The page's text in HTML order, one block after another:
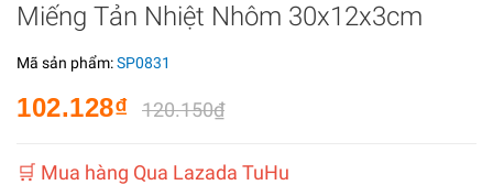
Miếng Tản Nhiệt Nhôm 30x12x3cm
Mã sản phẩm:SP0831
102.128₫ 120.150₫
️🛒 Mua hàng Qua Lazada TuHu